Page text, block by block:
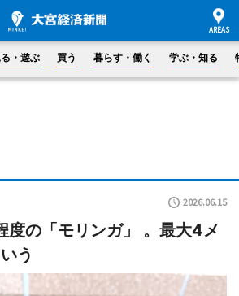
る・遊ぶ 買う 暮らす・働く 学ぶ・知る
2026.06.15
度の「モリンガ」 。最大4メ
う